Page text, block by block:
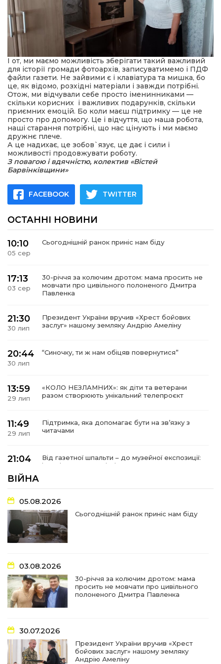
І от, ми маємо можливість зберігати такий важливий
для історії громади фотоархів, записуватимемо і ПДФ
файли газети. Не зайвими є і клавіатура та мишка, бо
це, як відомо, розхідні матеріали і завжди потрібні.
Отож, ми відчували себе просто іменинниками —
скільки корисних і важливих подарунків, скільки
приємних емоцій. Бо коли маєш підтримку — це не
просто про допомогу. Це і відчуття, що наша робота,
наші старання потрібні, що нас цінують і ми маємо
дружнє плече.
А це надихає, це зобов`язує, це дає і сили і
можливості продовжувати роботу.
З повагою і вдячністю, колектив «Вістей
Барвінківщини»
FACEBOOK TWITTER
ОСТАННІ НОВИНИ
10:10
05 сер
Сьогоднішній ранок приніс нам біду
17:13
03 сер
30-річчя за колючим дротом: мама просить не
мовчати про цивільного полоненого Дмитра
Павленка
21:30
30 лип
Президент України вручив «Хрест бойових
заслуг» нашому земляку Андрію Амеліну
20:44
30 лип
“Синочку, ти ж нам обіцяв повернутися”
13:59
29 лип
«КОЛО НЕЗЛАМНИХ»: як діти та ветерани
разом створюють унікальний телепроєкт
11:49
29 лип
Підтримка, яка допомагає бути на зв’язку з
читачами
21:04
Від газетної шпальти – до музейної експозиції:
історії Героїв Барвінківщини стали частиною
17:18
27 лип
У Барвінківській громаді вшанували людей
найгуманнішої професії
16:29
22 лип
Медики Барвінківської громади
вдосконалюють професійні навички
15:09
22 лип
У Пригожому з дітьми та їх батьками
працювали фахівці благодійного фонду
07:17
“Мені й досі сниться син”: чотири роки світлої
11:06
20 лип
За дві доби — серія ворожих ударів по
Барвінківській громаді
ВІЙНА
05.08.2026
Сьогоднішній ранок приніс нам біду
03.08.2026
30-річчя за колючим дротом: мама
просить не мовчати про цивільного
полоненого Дмитра Павленка
30.07.2026
Президент України вручив «Хрест
бойових заслуг» нашому земляку
Андрію Амеліну